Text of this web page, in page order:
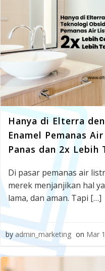
Hanya di Elterra
Enamel Pemanas
Panas dan 2x Lebih
Di pasar pemanas air
merek menjanjikan hal
lama, dan aman. Tapi […]
by admin_marketing on Mar